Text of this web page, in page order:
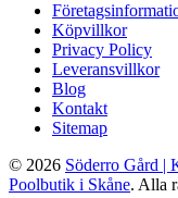
Köpvillkor
Privacy Policy
Leveransvillkor
Blog
Kontakt
Sitemap
© 2026 Söderro Gård |
Poolbutik i Skåne. Alla